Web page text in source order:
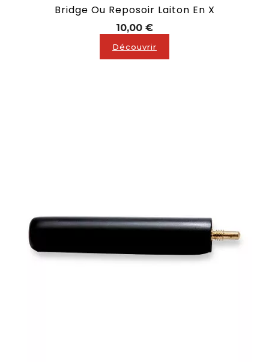
Bridge Ou Reposoir Laiton En X
10,00 €Prix
Découvrir